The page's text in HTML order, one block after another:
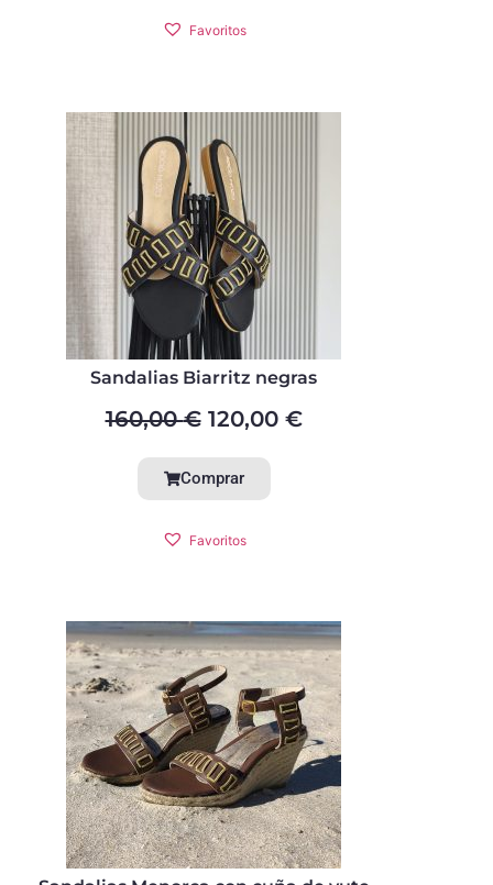
Favoritos
Sandalias Biarritz negras
160,00€ 120,00 €
Comprar
Favoritos